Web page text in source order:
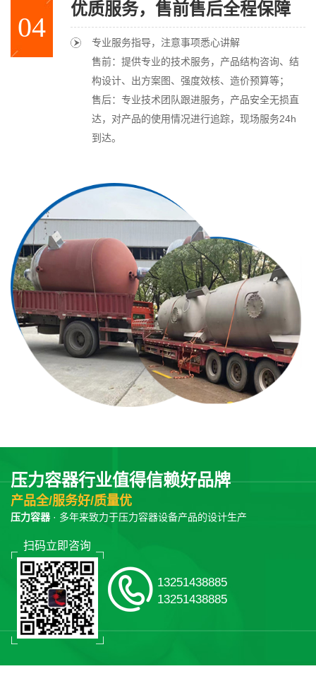
04
优质服务，售前售后全程保障
专业服务指导，注意事项悉心讲解
售前：提供专业的技术服务，产品结构咨询、结
构设计、出方案图、强度效核、造价预算等；
售后：专业技术团队跟进服务，产品安全无损直
达，对产品的使用情况进行追踪，现场服务24h
到达。
压力容器行业值得信赖好品牌
产品全/服务好/质量优
压力容器· 多年来致力于压力容器设备产品的设计生产
扫码立即咨询
13251438885
13251438885